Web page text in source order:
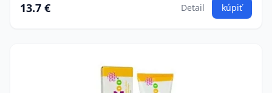
13.7 € Detail kúpiť